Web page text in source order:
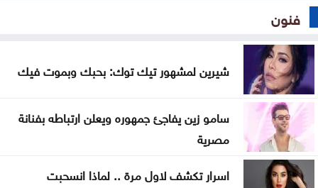
فنون
شيرين لمشهور تيك توك: بحبك وبموت فيك
سامو زين يفاجئ جمهوره ويعلن ارتباطه بفنانة
مصرية
اسرار تكشف لاول مرة .. لماذا انسحبت